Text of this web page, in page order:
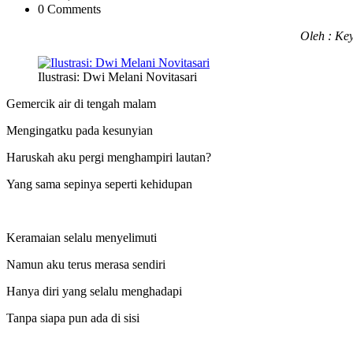
0 Comments
Oleh :
Ilustrasi: Dwi Melani Novitasari
Gemercik air di tengah malam
Mengingatku pada kesunyian
Haruskah aku pergi menghampiri lautan?
Yang sama sepinya seperti kehidupan
Keramaian selalu menyelimuti
Namun aku terus merasa sendiri
Hanya diri yang selalu menghadapi
Tanpa siapa pun ada di sisi